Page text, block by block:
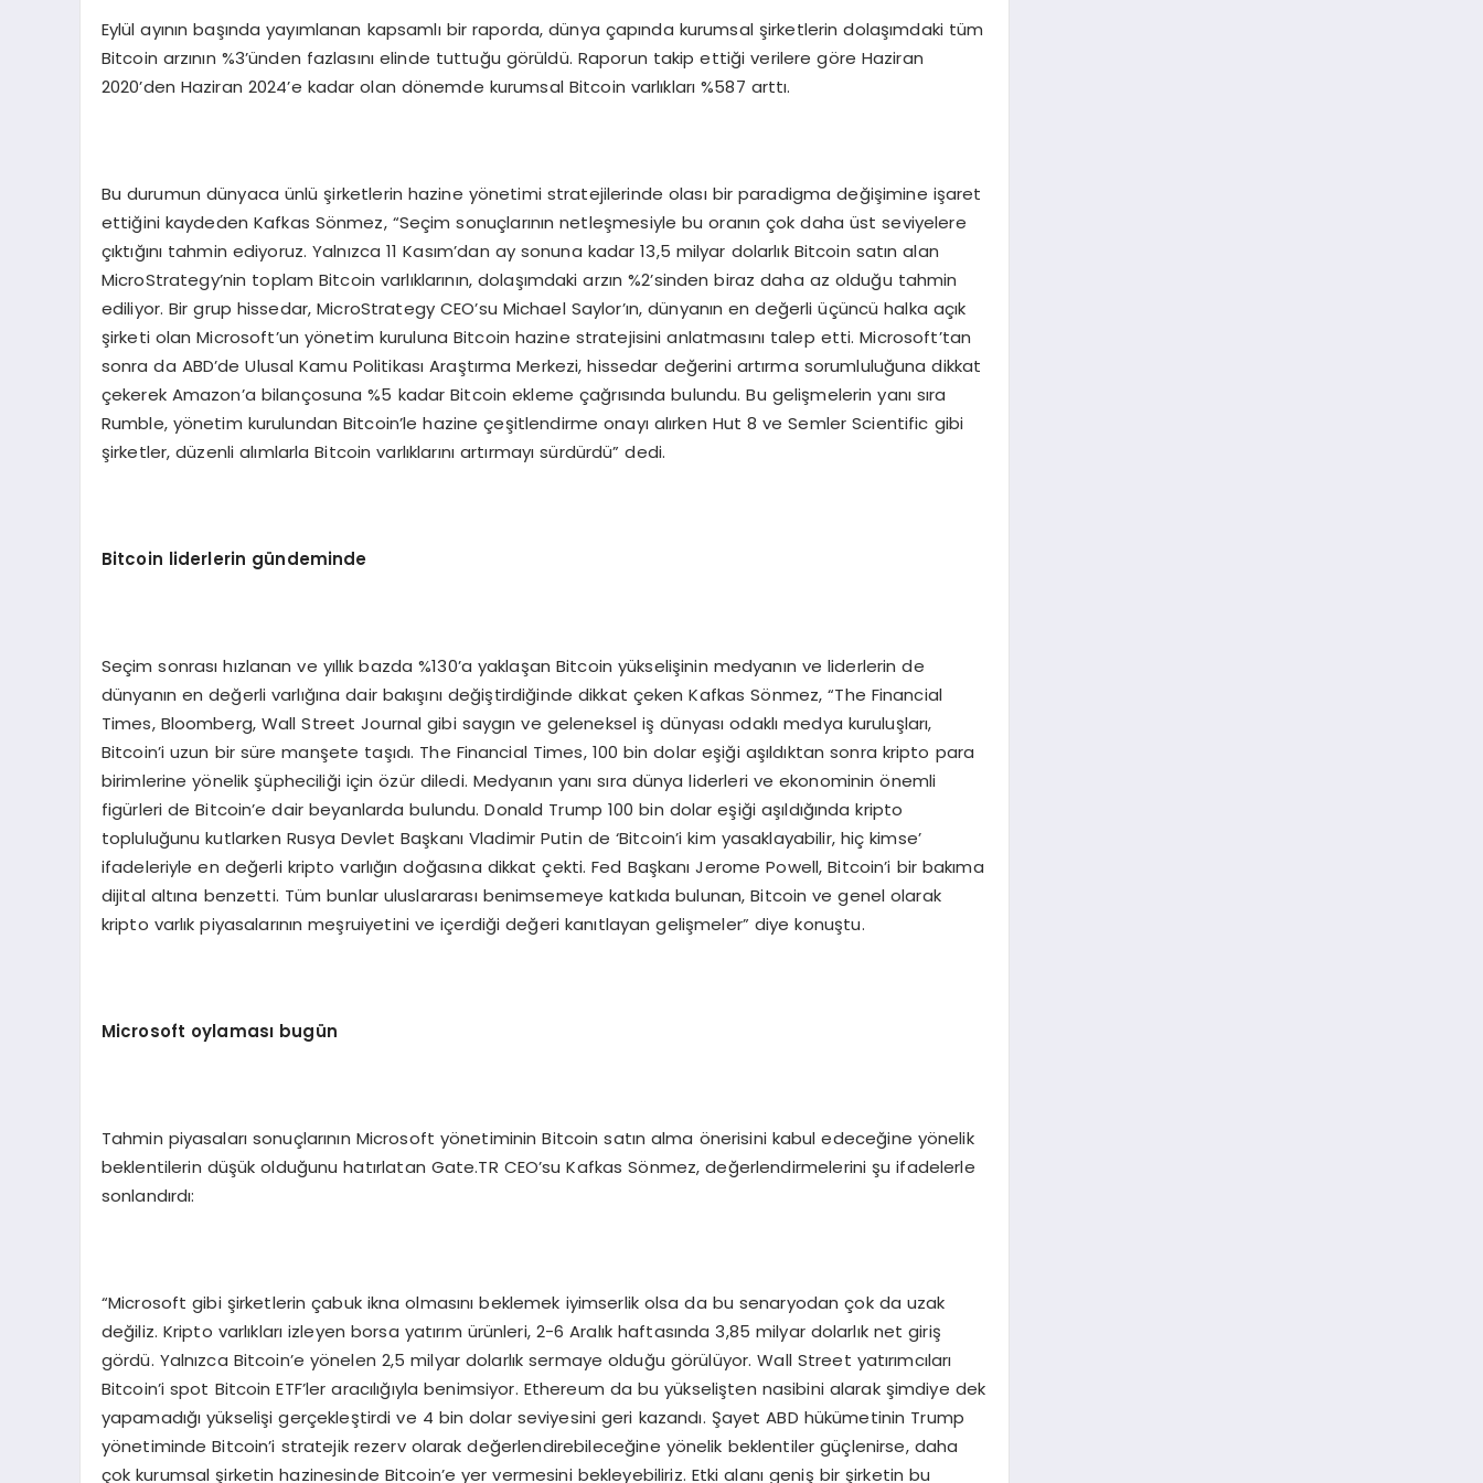
Eylül ayının başında yayımlanan kapsamlı bir raporda, dünya çapında kurumsal şirketlerin dolaşımdaki tüm
Bitcoin arzının %3’ünden fazlasını elinde tuttuğu görüldü. Raporun takip ettiği verilere göre Haziran
2020’den Haziran 2024’e kadar olan dönemde kurumsal Bitcoin varlıkları %587 arttı.
Bu durumun dünyaca ünlü şirketlerin hazine yönetimi stratejilerinde olası bir paradigma değişimine işaret
ettiğini kaydeden Kafkas Sönmez, “Seçim sonuçlarının netleşmesiyle bu oranın çok daha üst seviyelere
çıktığını tahmin ediyoruz. Yalnızca 11 Kasım’dan ay sonuna kadar 13,5 milyar dolarlık Bitcoin satın alan
MicroStrategy’nin toplam Bitcoin varlıklarının, dolaşımdaki arzın %2’sinden biraz daha az olduğu tahmin
ediliyor. Bir grup hissedar, MicroStrategy CEO’su Michael Saylor’ın, dünyanın en değerli üçüncü halka açık
şirketi olan Microsoft’un yönetim kuruluna Bitcoin hazine stratejisini anlatmasını talep etti. Microsoft’tan
sonra da ABD’de Ulusal Kamu Politikası Araştırma Merkezi, hissedar değerini artırma sorumluluğuna dikkat
çekerek Amazon’a bilançosuna %5 kadar Bitcoin ekleme çağrısında bulundu. Bu gelişmelerin yanı sıra
Rumble, yönetim kurulundan Bitcoin’le hazine çeşitlendirme onayı alırken Hut 8 ve Semler Scientific gibi
şirketler, düzenli alımlarla Bitcoin varlıklarını artırmayı sürdürdü” dedi.
Bitcoin liderlerin gündeminde
Seçim sonrası hızlanan ve yıllık bazda %130’a yaklaşan Bitcoin yükselişinin medyanın ve liderlerin de
dünyanın en değerli varlığına dair bakışını değiştirdiğinde dikkat çeken Kafkas Sönmez, “The Financial
Times, Bloomberg, Wall Street Journal gibi saygın ve geleneksel iş dünyası odaklı medya kuruluşları,
Bitcoin’i uzun bir süre manşete taşıdı. The Financial Times, 100 bin dolar eşiği aşıldıktan sonra kripto para
birimlerine yönelik şüpheciliği için özür diledi. Medyanın yanı sıra dünya liderleri ve ekonominin önemli
figürleri de Bitcoin’e dair beyanlarda bulundu. Donald Trump 100 bin dolar eşiği aşıldığında kripto
topluluğunu kutlarken Rusya Devlet Başkanı Vladimir Putin de ‘Bitcoin’i kim yasaklayabilir, hiç kimse’
ifadeleriyle en değerli kripto varlığın doğasına dikkat çekti. Fed Başkanı Jerome Powell, Bitcoin’i bir bakıma
dijital altına benzetti. Tüm bunlar uluslararası benimsemeye katkıda bulunan, Bitcoin ve genel olarak
kripto varlık piyasalarının meşruiyetini ve içerdiği değeri kanıtlayan gelişmeler” diye konuştu.
Microsoft oylaması bugün
Tahmin piyasaları sonuçlarının Microsoft yönetiminin Bitcoin satın alma önerisini kabul edeceğine yönelik
beklentilerin düşük olduğunu hatırlatan Gate.TR CEO’su Kafkas Sönmez, değerlendirmelerini şu ifadelerle
sonlandırdı:
“Microsoft gibi şirketlerin çabuk ikna olmasını beklemek iyimserlik olsa da bu senaryodan çok da uzak
değiliz. Kripto varlıkları izleyen borsa yatırım ürünleri, 2-6 Aralık haftasında 3,85 milyar dolarlık net giriş
gördü. Yalnızca Bitcoin’e yönelen 2,5 milyar dolarlık sermaye olduğu görülüyor. Wall Street yatırımcıları
Bitcoin’i spot Bitcoin ETF’ler aracılığıyla benimsiyor. Ethereum da bu yükselişten nasibini alarak şimdiye dek
yapamadığı yükselişi gerçekleştirdi ve 4 bin dolar seviyesini geri kazandı. Şayet ABD hükümetinin Trump
yönetiminde Bitcoin’i stratejik rezerv olarak değerlendirebileceğine yönelik beklentiler güçlenirse, daha
çok kurumsal şirketin hazinesinde Bitcoin’e yer vermesini bekleyebiliriz. Etki alanı geniş bir şirketin bu